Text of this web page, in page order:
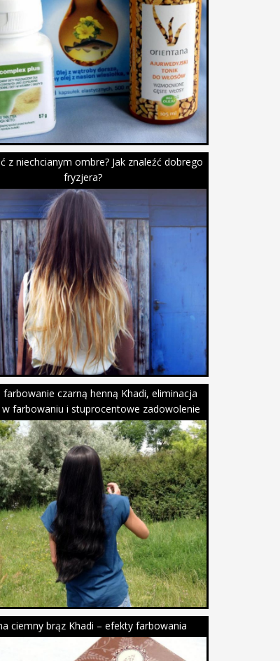
z niechcianym ombre? Jak znaleźć dobrego
fryzjera?
farbowanie czarną henną Khadi, eliminacja
w farbowaniu i stuprocentowe zadowolenie
ciemny brąz Khadi – efekty farbowania